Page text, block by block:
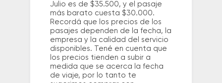
Julio es de $35.500, y el pasaje
más barato cuesta $30.000.
Recordá que los precios de los
pasajes dependen de la fecha, la
empresa y la calidad del servicio
disponibles. Tené en cuenta que
los precios tienden a subir a
medida que se acerca la fecha
de viaje, por lo tanto te